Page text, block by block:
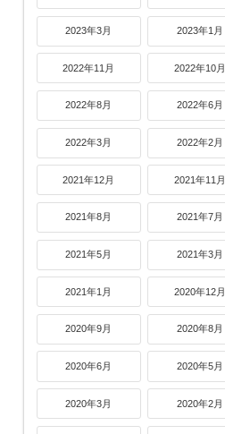
2023年3月 2023年1月
2022年11月 2022年10月
2022年8月 2022年6月
2022年3月 2022年2月
2021年12月 2021年11月
2021年8月 2021年7月
2021年5月 2021年3月
2021年1月 2020年12月
2020年9月 2020年8月
2020年6月 2020年5月
2020年3月 2020年2月